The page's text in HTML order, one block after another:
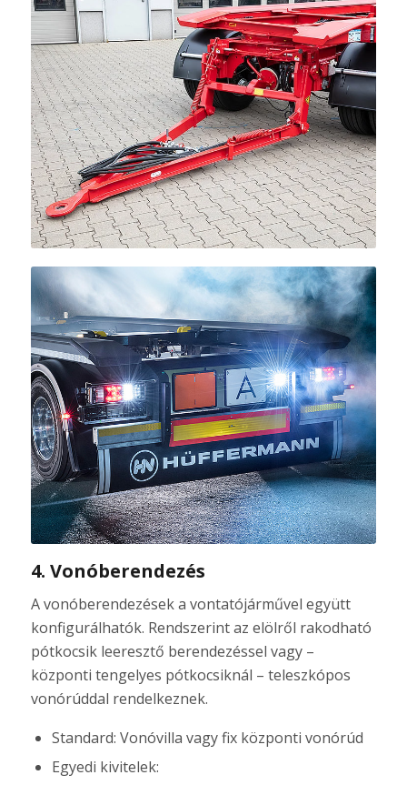
4. Vonóberendezés
A vonóberendezések a vontatójárművel együtt
konfigurálhatók. Rendszerint az elölről rakodható
pótkocsik leeresztő berendezéssel vagy –
központi tengelyes pótkocsiknál – teleszkópos
vonórúddal rendelkeznek.
Standard: Vonóvilla vagy fix központi vonórúd
Egyedi kivitelek: